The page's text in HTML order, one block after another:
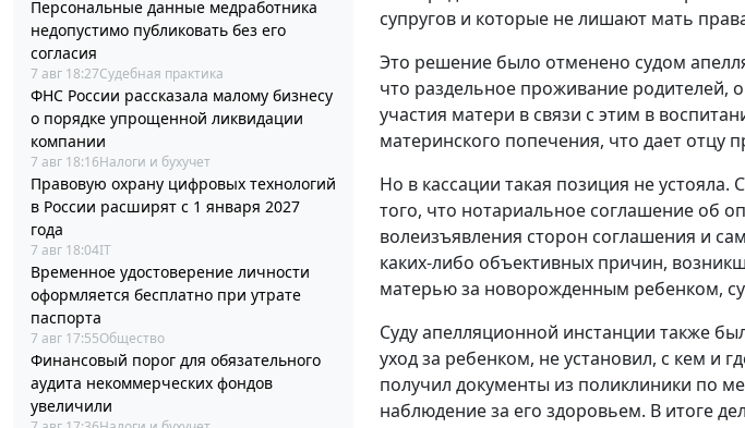
Персональные данные медработника
недопустимо публиковать без его
согласия
7 авг 18:27Судебная практика
ФНС России рассказала малому бизнесу
о порядке упрощенной ликвидации
компании
7 авг 18:16Налоги и бухучет
Правовую охрану цифровых технологий
в России расширят с 1 января 2027
года
7 авг 18:04IT
Временное удостоверение личности
оформляется бесплатно при утрате
паспорта
7 авг 17:55Общество
Финансовый порог для обязательного
аудита некоммерческих фондов
увеличили
супругов и которые не лишают мать
Это решение было отменено судом
что раздельное проживание родителей,
участия матери в связи с этим в
материнского попечения, что дает отцу
Но в кассации такая позиция не
того, что нотариальное соглашение об
волеизъявления сторон соглашения и
каких-либо объективных причин,
матерью за новорожденным ребенком,
Суду апелляционной инстанции также
уход за ребенком, не установил, с кем и
получил документы из поликлиники по
наблюдение за его здоровьем. В итоге